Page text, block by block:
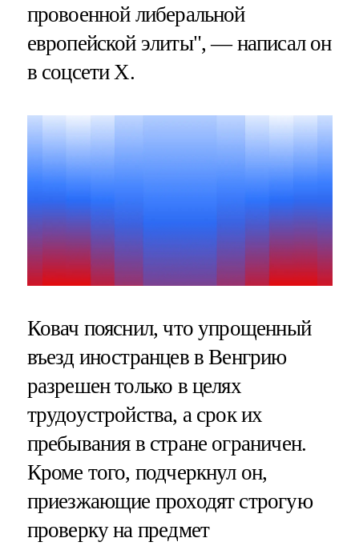
провоенной либеральной
европейской элиты", — написал он
в соцсети Х.
Ковач пояснил, что упрощенный
въезд иностранцев в Венгрию
разрешен только в целях
трудоустройства, а срок их
пребывания в стране ограничен.
Кроме того, подчеркнул он,
приезжающие проходят строгую
проверку на предмет